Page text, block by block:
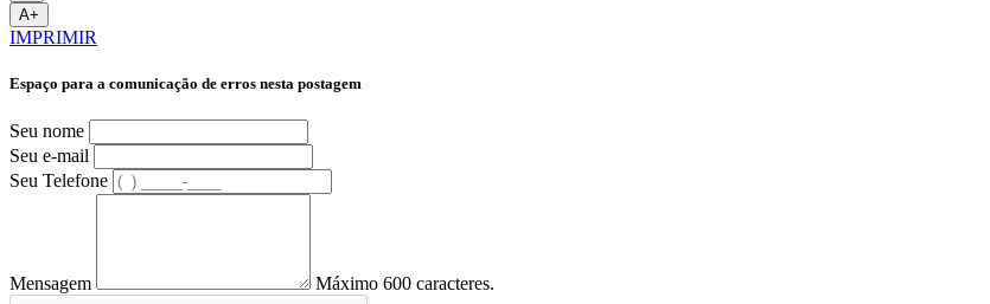
A+
IMPRIMIR
Espaço para a comunicação de erros nesta postagem
Seu nome
Seu e-mail
Seu Telefone
Mensagem Máximo 600 caracteres.